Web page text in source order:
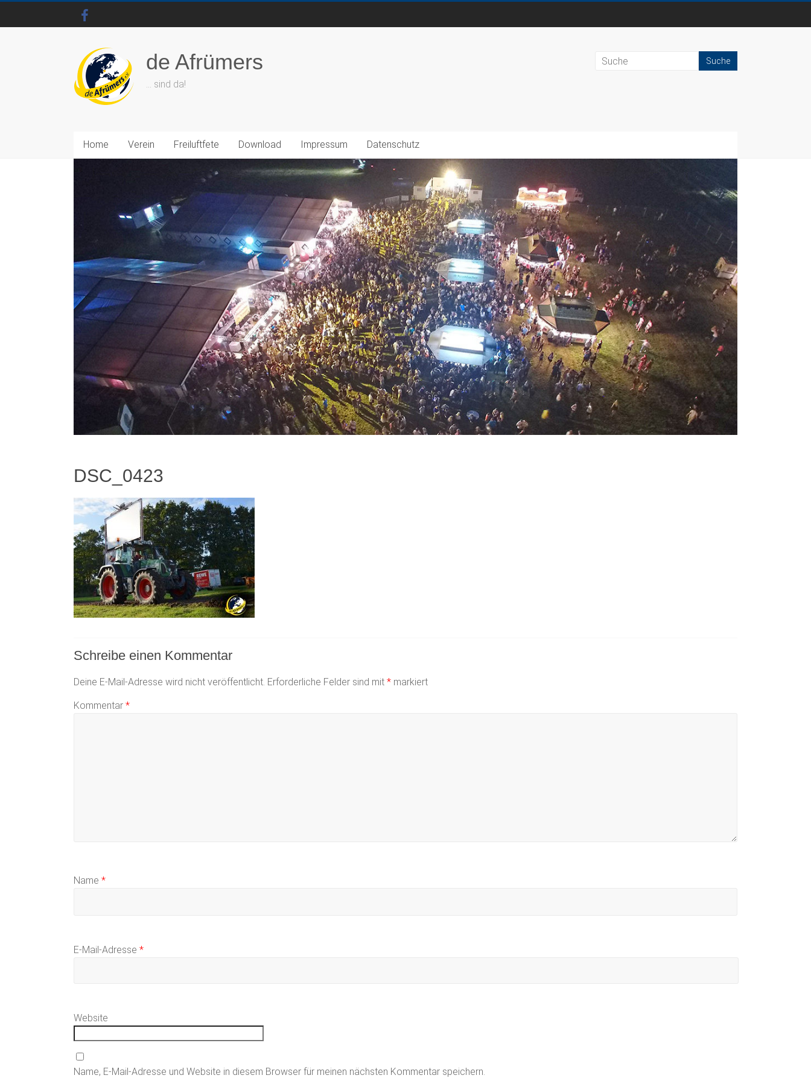
de Afrümers
… sind da!
Home Verein Freiluftfete Download Impressum Datenschutz
DSC_0423
Schreibe einen Kommentar
Deine E-Mail-Adresse wird nicht veröffentlicht. Erforderliche Felder sind mit * markiert
Kommentar *
Name *
E-Mail-Adresse *
Website
Name, E-Mail-Adresse und Website in diesem Browser für meinen nächsten Kommentar speichern.